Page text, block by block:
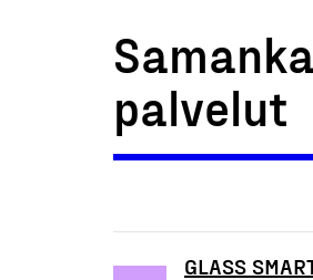
palvelut
GLASS